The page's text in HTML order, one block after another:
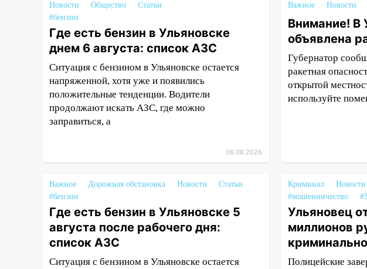
закончились для женщины
больницей
16:06 18-летняя девушка без
прав перевернулась на мопеде
и попала в больницу
15:59 Ульяновец отдал более
14 миллионов рублей за
криминальное
покровительство
15:00
В Ульяновске после
тройного ДТП
госпитализировали 25-летнего
байкера
14:32 На Ульяновскую область
надвигается жара
Новости Общество
Статьи
#бензин
Где есть бензин в Ульяновске
днем 6 августа: список АЗС
Ситуация с бензином в Ульяновске остается
напряженной, хотя уже и появились
положительные тенденции. Водители
продолжают искать АЗС, где можно
заправиться, а
06.08.2026
Важное Новости
Внимание! В
объявлена
Губернатор
ракетная
открытой
используйте
Важное Дорожная обстановка Новости
Статьи
#бензин
Где есть бензин в Ульяновске 5
августа после рабочего дня:
список АЗС
Ситуация с бензином в Ульяновске остается
Криминал Новости
#мошенничество
Ульяновец
миллионов
Полицейские